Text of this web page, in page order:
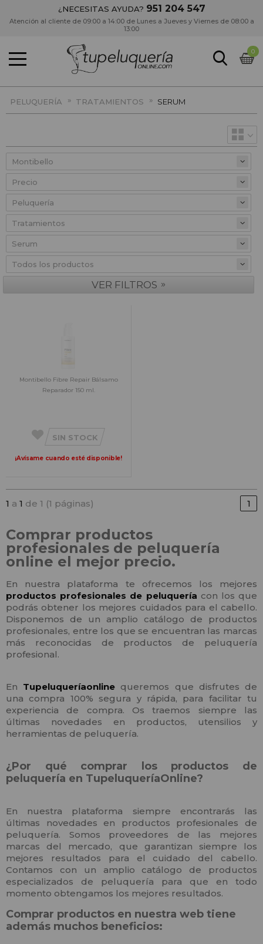
¿NECESITAS AYUDA? 951 204 547
Atención al cliente de 09:00 a 14:00 de Lunes a Jueves y Viernes de 08:00 a
13:00
0
PELUQUERÍA » TRATAMIENTOS » SERUM
Precio
VER FILTROS »
Montibello Fibre Repair Bálsamo
Reparador 150 ml.
SIN STOCK
¡Avísame cuando esté disponible!
1 a 1 de 1 (1 páginas) 1
Comprar productos
profesionales de peluquería
online el mejor precio.
En nuestra plataforma te ofrecemos los mejores
productos profesionales de peluquería con los que
podrás obtener los mejores cuidados para el cabello.
Disponemos de un amplio catálogo de productos
profesionales, entre los que se encuentran las marcas
más reconocidas de productos de peluquería
profesional.
En Tupeluqueríaonline queremos que disfrutes de
una compra 100% segura y rápida, para facilitar tu
experiencia de compra. Os traemos siempre las
últimas novedades en productos, utensilios y
herramientas de peluquería.
¿Por qué comprar los productos de
peluquería en TupeluqueríaOnline?
En nuestra plataforma siempre encontrarás las
últimas novedades en productos profesionales de
peluquería. Somos proveedores de las mejores
marcas del mercado, que garantizan siempre los
mejores resultados para el cuidado del cabello.
Contamos con un amplio catálogo de productos
especializados de peluquería para que en todo
momento obtengamos los mejores resultados.
Comprar productos en nuestra web tiene
además muchos beneficios: